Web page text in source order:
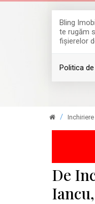
Bling
te rugăm
fişierelor
Politica
Inchiriere
De